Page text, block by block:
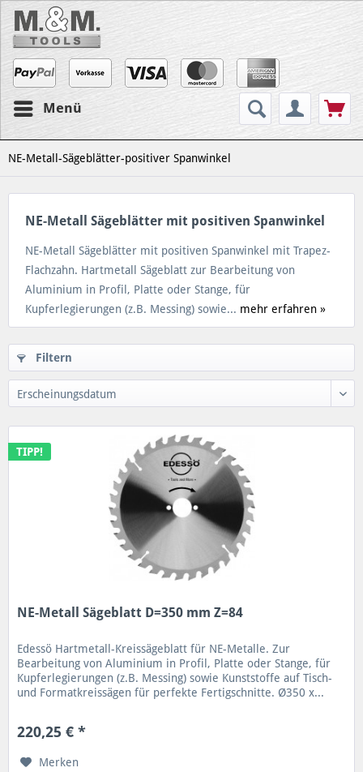
Menü
NE-Metall-Sägeblätter-positiver Spanwinkel
NE-Metall Sägeblätter mit positiven Spanwinkel
NE-Metall Sägeblätter mit positiven Spanwinkel mit Trapez-
Flachzahn. Hartmetall Sägeblatt zur Bearbeitung von
Aluminium in Profil, Platte oder Stange, für
Kupferlegierungen (z.B. Messing) sowie... mehr erfahren »
Filtern
TIPP!
NE-Metall Sägeblatt D=350 mm Z=84
Edessö Hartmetall-Kreissägeblatt für NE-Metalle. Zur
Bearbeitung von Aluminium in Profil, Platte oder Stange, für
Kupferlegierungen (z.B. Messing) sowie Kunststoffe auf Tisch-
und Formatkreissägen für perfekte Fertigschnitte. Ø350 x...
220,25 € *
Merken